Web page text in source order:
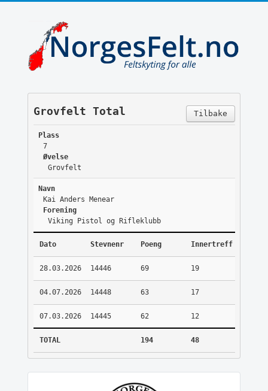
Tilbake
Grovfelt Total
Plass
7
Øvelse
Grovfelt
Navn
Kai Anders Menear
Forening
Viking Pistol og Rifleklubb
Dato Stevnenr Poeng Innertreff
28.03.2026 14446 69 19
04.07.2026 14448 63 17
07.03.2026 14445 62 12
TOTAL 194 48